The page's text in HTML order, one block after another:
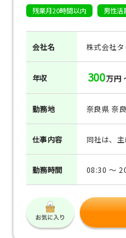
残業月20時間以内
男性活
会社名 株式会社
年収 300万円
勤務地 奈良県 奈
仕事内容 同社は、
勤務時間 08:30 ～